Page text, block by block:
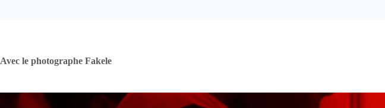
Avec le photographe Fakele